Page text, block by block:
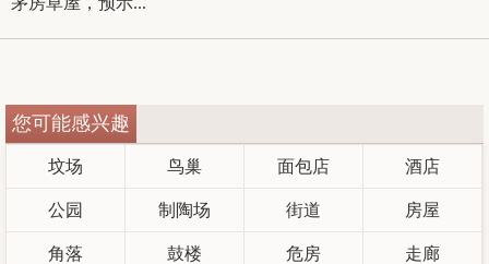
您可能感兴趣
坟场 鸟巢 面包店 酒店
公园 制陶场 街道 房屋
角落 鼓楼 危房 走廊